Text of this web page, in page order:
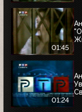
01:45
01:24